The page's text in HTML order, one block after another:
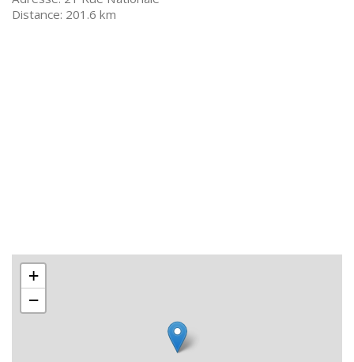
201.6 km
+
−